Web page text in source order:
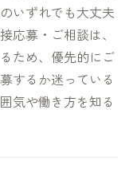
いずれでも大丈夫
応募・ご相談は、
ため、優先的にご
するか迷っている
気や働き方を知る